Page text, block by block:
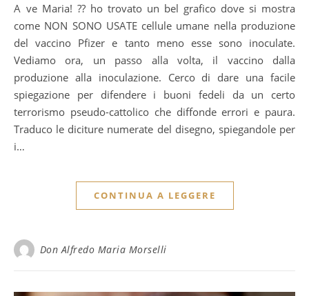
Ave Maria! ?? ho trovato un bel grafico dove si mostra
come NON SONO USATE cellule umane nella produzione
del vaccino Pfizer e tanto meno esse sono inoculate.
Vediamo ora, un passo alla volta, il vaccino dalla
produzione alla inoculazione. Cerco di dare una facile
spiegazione per difendere i buoni fedeli da un certo
terrorismo pseudo-cattolico che diffonde errori e paura.
Traduco le diciture numerate del disegno, spiegandole per
i…
CONTINUA A LEGGERE
Don Alfredo Maria Morselli